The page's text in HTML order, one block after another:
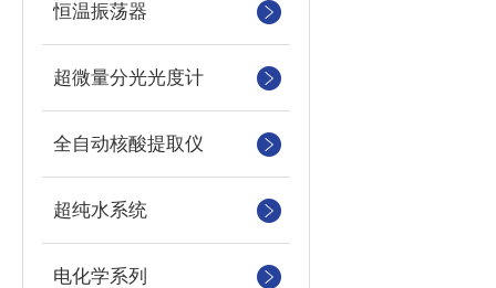
恒温振荡器
超微量分光光度计
全自动核酸提取仪
超纯水系统
电化学系列